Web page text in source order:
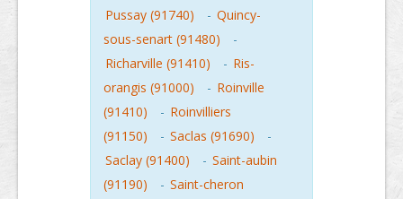
Pussay (91740)
- Quincy-
sous-senart (91480)
-
Richarville (91410)
- Ris-
orangis (91000)
- Roinville
(91410)
- Roinvilliers
(91150)
- Saclas (91690)
-
Saclay (91400)
- Saint-aubin
(91190)
- Saint-cheron